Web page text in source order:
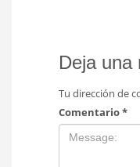
Deja una
Tu dirección de
Comentario*